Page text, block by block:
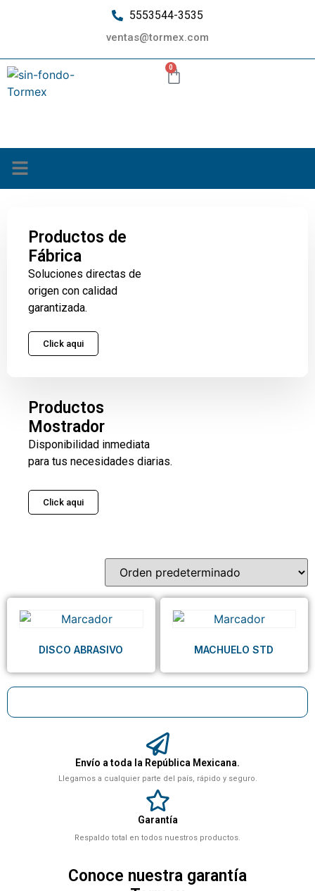
5553544-3535
ventas@tormex.com
0
Envío a toda la República Mexicana.
Llegamos a cualquier parte del país, rápido y seguro.
Garantía
Respaldo total en todos nuestros productos.
Conoce nuestra garantía
Productos de
Fábrica
Soluciones directas de
origen con calidad
garantizada.
Click aqui
Productos
Mostrador
Disponibilidad inmediata
para tus necesidades diarias.
Click aqui
DISCO ABRASIVO MACHUELO STD